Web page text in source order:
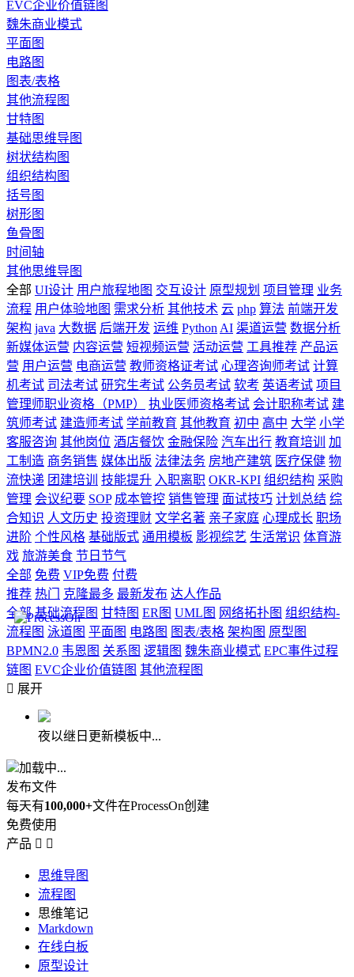
EVC企业价值链图
魏朱商业模式
平面图
电路图
图表/表格
其他流程图
甘特图
基础思维导图
树状结构图
组织结构图
括号图
树形图
鱼骨图
时间轴
其他思维导图
全部 UI设计 用户旅程地图 交互设计 原型规划 项目管理 业务
流程 用户体验地图 需求分析 其他技术 云 php 算法 前端开发
架构 java 大数据 后端开发 运维 Python AI 渠道运营 数据分析
新媒体运营 内容运营 短视频运营 活动运营 工具推荐 产品运
营 用户运营 电商运营 教师资格证考试 心理咨询师考试 计算
机考试 司法考试 研究生考试 公务员考试 软考 英语考试 项目
管理师职业资格（PMP）
执业医师资格考试 会计职称考试 建
筑师考试 建造师考试 学前教育 其他教育 初中 高中 大学 小学
客服咨询 其他岗位 酒店餐饮 金融保险 汽车出行 教育培训
加
工制造 商务销售 媒体出版 法律法务 房地产建筑 医疗保健 物
流快递 团建培训 技能提升 入职离职 OKR-KPI 组织结构 采购
管理 会议纪要 SOP 成本管控 销售管理 面试技巧 计划总结 综
合知识 人文历史 投资理财 文学名著 亲子家庭 心理成长 职场
进阶 个性风格 基础版式 通用模板 影视综艺 生活常识 体育游
戏 旅游美食 节日节气
全部 免费 VIP免费 付费
推荐 热门 克隆最多 最新发布 达人作品
全部 基础流程图 甘特图 ER图 UML图 网络拓扑图 组织结构-
流程图 泳道图 平面图 电路图 图表/表格 架构图 原型图
BPMN2.0 韦恩图 关系图 逻辑图 魏朱商业模式 EPC事件过程
链图 EVC企业价值链图 其他流程图
 展开
夜以继日更新模板中...
加载中...
发布文件
每天有100,000+文件在ProcessOn创建
免费使用
产品  
思维导图
流程图
思维笔记
Markdown
在线白板
原型设计